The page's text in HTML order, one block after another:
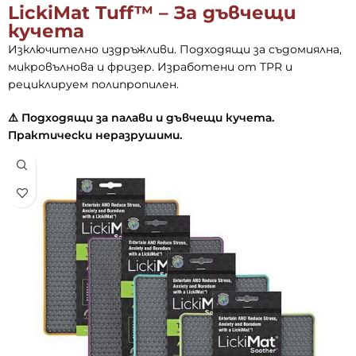
LickiMat Tuff™ – За дъвчещи
кучета
Изключително издръжливи. Подходящи за съдомиялна,
микровълнова и фризер. Изработени от TPR и
рециклируем полипропилен.
⚠️ Подходящи за палави и дъвчещи кучета.
Практически неразрушими.